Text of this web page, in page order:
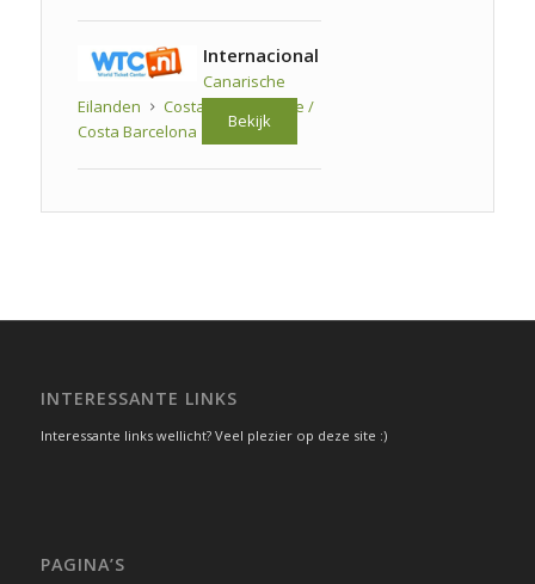
Internacional
Canarische
Eilanden
Costa del Maresme /
Costa Barcelona
Bekijk
INTERESSANTE LINKS
Interessante links wellicht? Veel plezier op deze site :)
PAGINA’S